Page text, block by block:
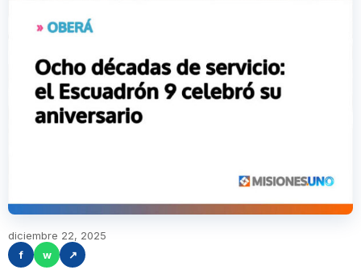
diciembre 22, 2025
f
w ↗